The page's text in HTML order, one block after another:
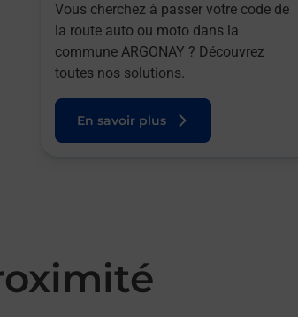
Vous cherchez à passer votre code de
la route auto ou moto dans la
commune ARGONAY ? Découvrez
toutes nos solutions.
En savoir plus